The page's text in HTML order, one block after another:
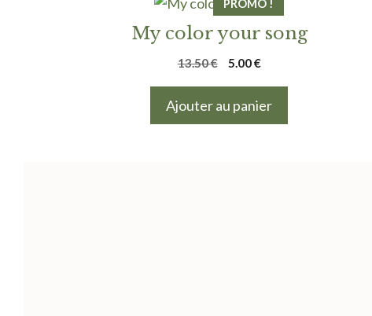
PROMO !
My color your song
13.50€
Le
initial
5.00€Le
Ajouter au panier